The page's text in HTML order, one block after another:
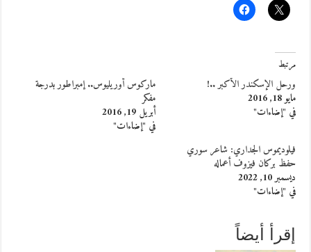
مرتبط
ورحل الإسكندر الأكبر ..!
مايو 18, 2016
في "إضاءات"
ماركوس أوريليوس.. إمبراطور بدرجة
مفكر
أبريل 19, 2016
في "إضاءات"
فيلوديموس الجداري: شاعر سوري
حفظ بركان فيزوف أعماله
ديسمبر 10, 2022
في "إضاءات"
إقرأ أيضاً